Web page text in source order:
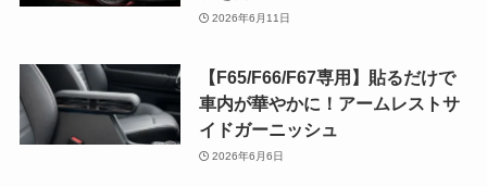
2026年6月11日
【F65/F66/F67専用】貼るだけで
車内が華やかに！アームレストサ
イドガーニッシュ
2026年6月6日